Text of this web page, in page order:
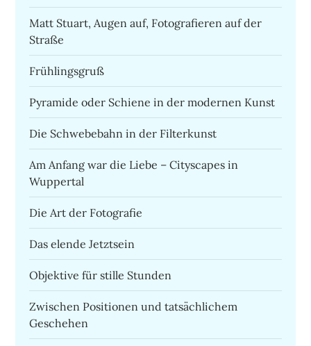
Matt Stuart, Augen auf, Fotografieren auf der
Straße
Frühlingsgruß
Pyramide oder Schiene in der modernen Kunst
Die Schwebebahn in der Filterkunst
Am Anfang war die Liebe – Cityscapes in
Wuppertal
Die Art der Fotografie
Das elende Jetztsein
Objektive für stille Stunden
Zwischen Positionen und tatsächlichem
Geschehen